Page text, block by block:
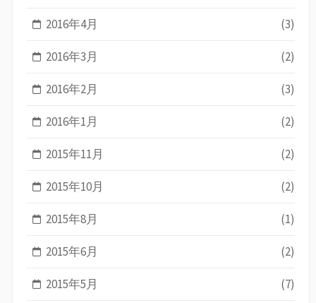
2016年4月 (3)
2016年3月 (2)
2016年2月 (3)
2016年1月 (2)
2015年11月 (2)
2015年10月 (2)
2015年8月 (1)
2015年6月 (2)
2015年5月 (7)